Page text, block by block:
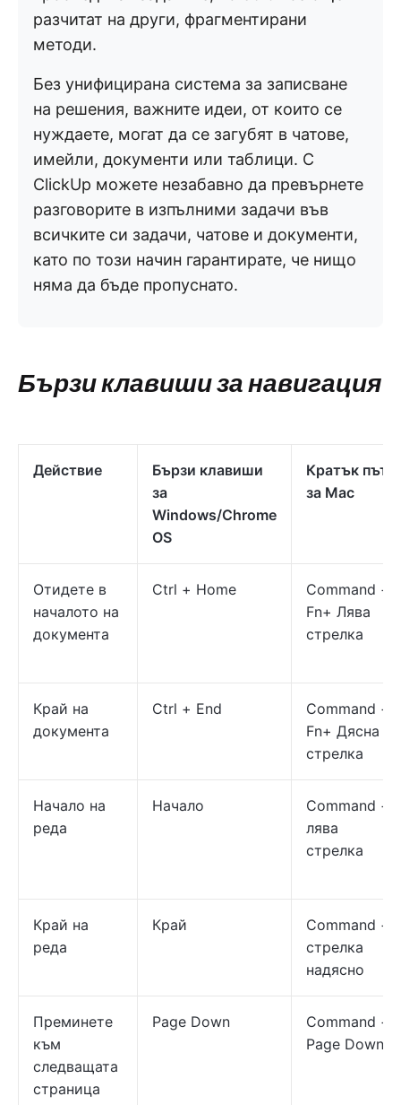
разчитат на други, фрагментирани
методи.
Без унифицирана система за записване
на решения, важните идеи, от които се
нуждаете, могат да се загубят в чатове,
имейли, документи или таблици. С
ClickUp можете незабавно да превърнете
разговорите в изпълними задачи във
всичките си задачи, чатове и документи,
като по този начин гарантирате, че нищо
няма да бъде пропуснато.
Бързи клавиши за навигация
Действие
Бързи клавиши
за
Windows/Chrome
OS
Кратък път
за Mac
Отидете в
началото на
документа
Ctrl + Home
Command +
Fn+ Лява
стрелка
Край на
документа
Ctrl + End
Command +
Fn+ Дясна
стрелка
Начало на
реда
Начало
Command +
лява
стрелка
Край на
реда
Край
Command +
стрелка
надясно
Преминете
към
следващата
страница
Page Down
Command +
Page Down